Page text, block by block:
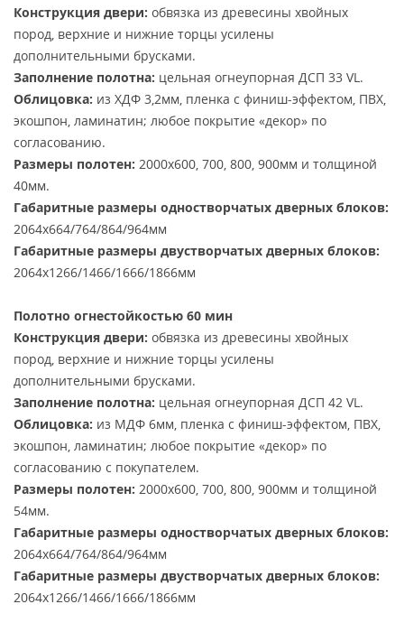
Конструкция двери: обвязка из древесины хвойных
пород, верхние и нижние торцы усилены
дополнительными брусками.
Заполнение полотна: цельная огнеупорная ДСП 33 VL.
Облицовка: из ХДФ 3,2мм, пленка с финиш-эффектом, ПВХ,
экошпон, ламинатин; любое покрытие «декор» по
согласованию.
Размеры полотен: 2000х600, 700, 800, 900мм и толщиной
40мм.
Габаритные размеры одностворчатых дверных блоков:
2064х664/764/864/964мм
Габаритные размеры двустворчатых дверных блоков:
2064х1266/1466/1666/1866мм
Полотно огнестойкостью 60 мин
Конструкция двери: обвязка из древесины хвойных
пород, верхние и нижние торцы усилены
дополнительными брусками.
Заполнение полотна: цельная огнеупорная ДСП 42 VL.
Облицовка: из МДФ 6мм, пленка с финиш-эффектом, ПВХ,
экошпон, ламинатин; любое покрытие «декор» по
согласованию с покупателем.
Размеры полотен: 2000х600, 700, 800, 900мм и толщиной
54мм.
Габаритные размеры одностворчатых дверных блоков:
2064х664/764/864/964мм
Габаритные размеры двустворчатых дверных блоков:
2064х1266/1466/1666/1866мм